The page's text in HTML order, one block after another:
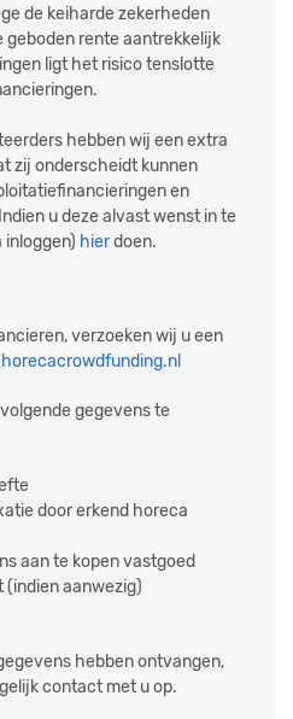
de keiharde zekerheden
geboden rente aantrekkelijk
ligt het risico tenslotte
hebben wij een extra
zij onderscheidt kunnen
en
u deze alvast wenst in te
inloggen) hierdoen.
verzoeken wij u een
gegevens te
door erkend horeca
aan te kopen vastgoed
(indien aanwezig)
hebben ontvangen,
contact met u op.